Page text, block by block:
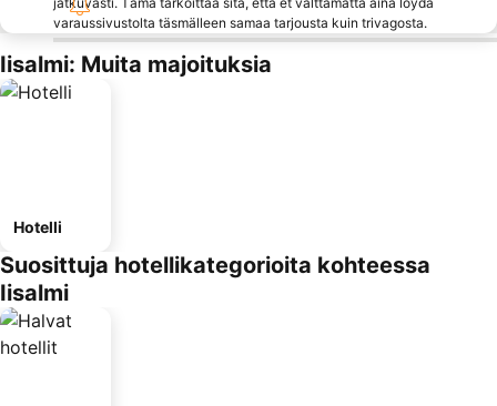
varaussivustolta täsmälleen samaa tarjousta kuin trivagosta.
Iisalmi: Muita majoituksia
Hotelli
Suosittuja hotellikategorioita kohteessa
Iisalmi